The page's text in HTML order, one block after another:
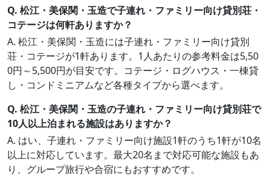
Q. 松江・美保関・玉造で子連れ・ファミリー向け貸別荘・
コテージは何軒ありますか？
A. 松江・美保関・玉造には子連れ・ファミリー向け貸別
荘・コテージが1軒あります。1人あたりの参考料金は5,50
0円～5,500円が目安です。コテージ・ログハウス・一棟貸
し・コンドミニアムなど各種タイプから選べます。
Q. 松江・美保関・玉造の子連れ・ファミリー向け貸別荘で
10人以上泊まれる施設はありますか？
A. はい、子連れ・ファミリー向け施設1軒のうち1軒が10名
以上に対応しています。最大20名まで対応可能な施設もあ
り、グループ旅行や合宿にもおすすめです。